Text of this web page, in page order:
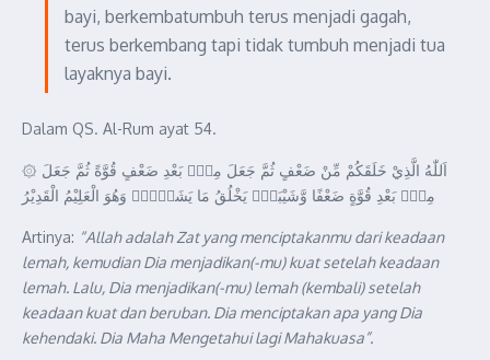
bayi, berkembatumbuh terus menjadi gagah,
terus berkembang tapi tidak tumbuh menjadi tua
layaknya bayi.
Dalam QS. Al-Rum ayat 54.
۞ اَللّٰهُ الَّذِيْ خَلَقَكُمْ مِّنْ ضَعْفٍ ثُمَّ جَعَلَ مِنْۢ بَعْدِ ضَعْفٍ قُوَّةً ثُمَّ جَعَلَ
مِنْۢ بَعْدِ قُوَّةٍ ضَعْفًا وَّشَيْبَةًۗ يَخْلُقُ مَا يَشَاۤءُۚ وَهُوَ الْعَلِيْمُ الْقَدِيْرُ
Artinya: “Allah adalah Zat yang menciptakanmu dari keadaan
lemah, kemudian Dia menjadikan(-mu) kuat setelah keadaan
lemah. Lalu, Dia menjadikan(-mu) lemah (kembali) setelah
keadaan kuat dan beruban. Dia menciptakan apa yang Dia
kehendaki. Dia Maha Mengetahui lagi Mahakuasa”.